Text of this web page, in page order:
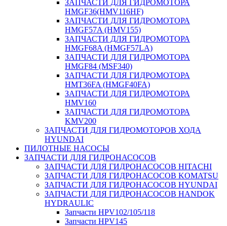
ЗАПЧАСТИ ДЛЯ ГИДРОМОТОРА
HMGF36(HMV116HF)
ЗАПЧАСТИ ДЛЯ ГИДРОМОТОРА
HMGF57A (HMV155)
ЗАПЧАСТИ ДЛЯ ГИДРОМОТОРА
HMGF68A (HMGF57LA)
ЗАПЧАСТИ ДЛЯ ГИДРОМОТОРА
HMGF84 (MSF340)
ЗАПЧАСТИ ДЛЯ ГИДРОМОТОРА
HMT36FA (HMGF40FA)
ЗАПЧАСТИ ДЛЯ ГИДРОМОТОРА
HMV160
ЗАПЧАСТИ ДЛЯ ГИДРОМОТОРА
KMV200
ЗАПЧАСТИ ДЛЯ ГИДРОМОТОРОВ ХОДА
HYUNDAI
ПИЛОТНЫЕ НАСОСЫ
ЗАПЧАСТИ ДЛЯ ГИДРОНАСОСОВ
ЗАПЧАСТИ ДЛЯ ГИДРОНАСОСОВ HITACHI
ЗАПЧАСТИ ДЛЯ ГИДРОНАСОСОВ KOMATSU
ЗАПЧАСТИ ДЛЯ ГИДРОНАСОСОВ HYUNDAI
ЗАПЧАСТИ ДЛЯ ГИДРОНАСОСОВ HANDOK
HYDRAULIC
Запчасти HPV102/105/118
Запчасти HPV145